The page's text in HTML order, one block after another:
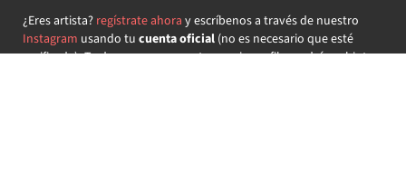
¿Eres artista? regístrate ahora y escríbenos a través de nuestro
Instagram usando tu cuenta oficial(no es necesario que esté
verificada) ¡Te daremos acceso a tu propio perfil y podrás subir tus